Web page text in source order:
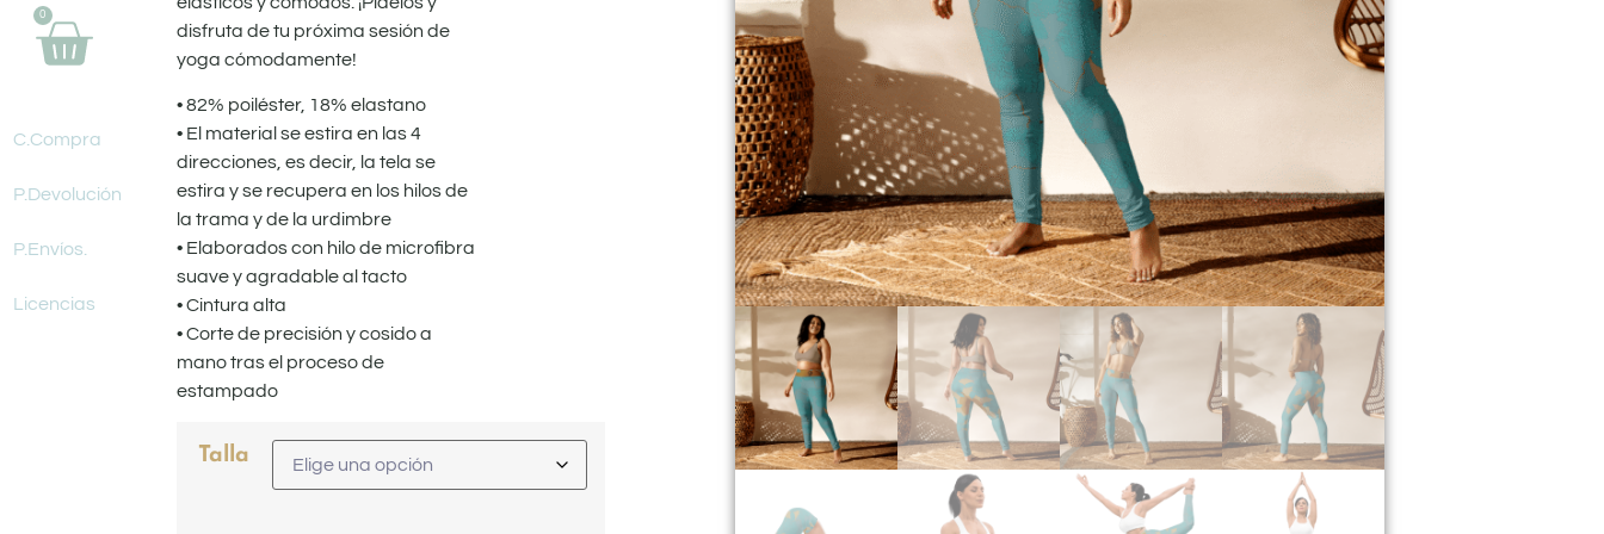
0
C.Compra
P.Devolución
P.Envíos.
Licencias
disfruta de tu próxima sesión de
yoga cómodamente!
• 82% poiléster, 18% elastano
• El material se estira en las 4
direcciones, es decir, la tela se
estira y se recupera en los hilos de
la trama y de la urdimbre
• Elaborados con hilo de microfibra
suave y agradable al tacto
• Cintura alta
• Corte de precisión y cosido a
mano tras el proceso de
estampado
Talla